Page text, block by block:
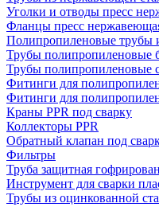
Уголки и отводы пресс
Фланцы пресс
Полипропиленовые трубы
Трубы полипропиленовые
Трубы полипропиленовые
Фитинги для
Фитинги для
Краны PPR под сварку
Коллекторы PPR
Обратный клапан под
Фильтры
Труба защитная
Инструмент для сварки
Трубы из оцинкованной